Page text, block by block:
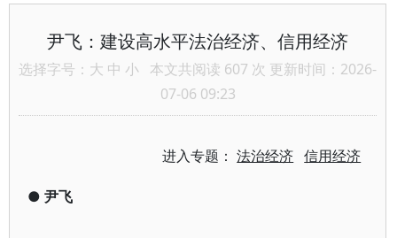
尹飞：建设高水平法治经济、信用经济
选择字号： 大 中 小 本文共阅读 607 次 更新时间：2026-
07-06 09:23
进入专题：法治经济 信用经济
● 尹飞